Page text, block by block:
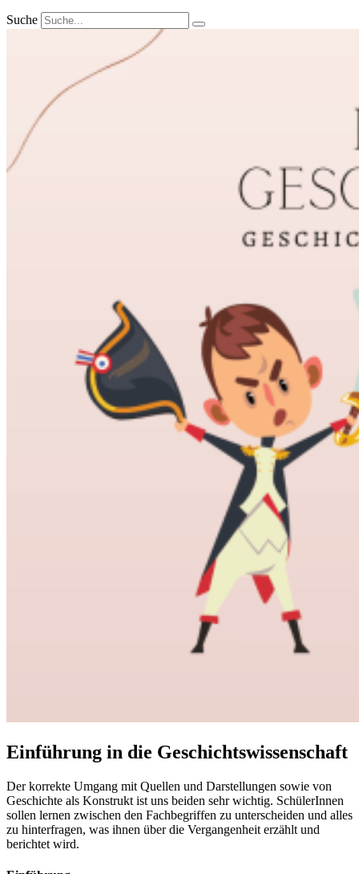
Suche
Einführung in die Geschichtswissenschaft
Der korrekte Umgang mit Quellen und Darstellungen sowie von
Geschichte als Konstrukt ist uns beiden sehr wichtig. SchülerInnen
sollen lernen zwischen den Fachbegriffen zu unterscheiden und alles
zu hinterfragen, was ihnen über die Vergangenheit erzählt und
berichtet wird.